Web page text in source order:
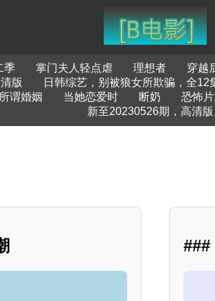
季 掌门夫人轻点虐 理想者 穿越
版 日韩综艺，别被狼女所欺骗，全12
所谓婚姻 当她恋爱时 断奶 恐怖
新至20230526期，高清版
###